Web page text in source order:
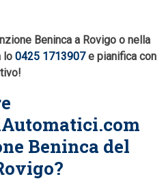
Beninca a Rovigo o nella
lo0425 1713907e pianifica con
Beninca del